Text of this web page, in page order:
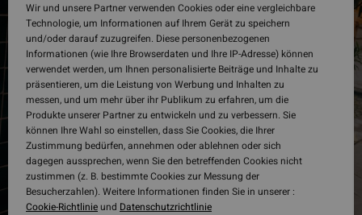
Wir und unsere Partner verwenden Cookies oder eine vergleichbare
Technologie, um Informationen auf Ihrem Gerät zu speichern
und/oder darauf zuzugreifen. Diese personenbezogenen
Informationen (wie Ihre Browserdaten und Ihre IP-Adresse) können
verwendet werden, um Ihnen personalisierte Beiträge und Inhalte zu
präsentieren, um die Leistung von Werbung und Inhalten zu
messen, und um mehr über ihr Publikum zu erfahren, um die
Produkte unserer Partner zu entwickeln und zu verbessern. Sie
können Ihre Wahl so einstellen, dass Sie Cookies, die Ihrer
Zustimmung bedürfen, annehmen oder ablehnen oder sich
dagegen aussprechen, wenn Sie den betreffenden Cookies nicht
zustimmen (z. B. bestimmte Cookies zur Messung der
Besucherzahlen). Weitere Informationen finden Sie in unserer :
Cookie-Richtlinieund Datenschutzrichtlinie